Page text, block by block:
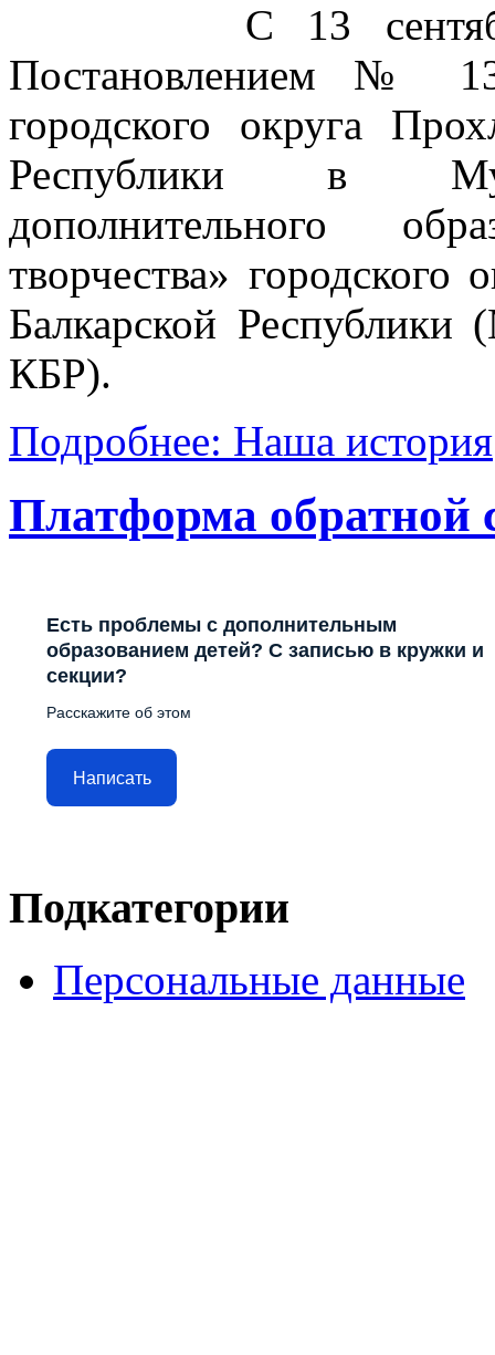
С 13 сентября
Постановлением №
городского округа
Республики в
дополнительного
творчества»
Балкарской
КБР).
Подробнее: Наша история
Платформа обратной
Есть проблемы с дополнительным
образованием детей? С записью в кружки и
секции?
Расскажите об этом
Написать
Подкатегории
Персональные данные